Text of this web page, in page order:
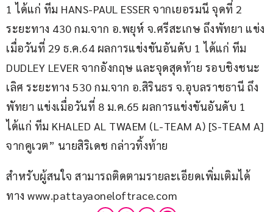
1 ได้แก่ ทีม HANS-PAUL ESSER จากเยอรมนี จุดที่ 2
ระยะทาง 430 กม.จาก อ.พยุห์ จ.ศรีสะเกษ ถึงพัทยา แข่ง
เมื่อวันที่ 29 ธ.ค.64 ผลการแข่งขันอันดับ 1 ได้แก่ ทีม
DUDLEY LEVER จากอังกฤษ และจุดสุดท้าย รอบชิงชนะ
เลิศ ระยะทาง 530 กม.จาก อ.สิรินธร จ.อุบลราชธานี ถึง
พัทยา แข่งเมื่อวันที่ 8 ม.ค.65 ผลการแข่งขันอันดับ 1
ได้แก่ ทีม KHALED AL TWAEM (L-TEAM A) [S-TEAM A]
จากคูเวต” นายสิริเดช กล่าวทิ้งท้าย
สำหรับผู้สนใจ สามารถติดตามรายละเอียดเพิ่มเติมได้
ทาง www.pattayaoneloftrace.com